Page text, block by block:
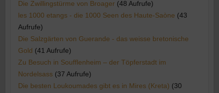
Die Zwillingstürme von Broager (48 Aufrufe)
les 1000 etangs - die 1000 Seen des Haute-Saòne (43
Aufrufe)
Die Salzgärten von Guerande - das weisse bretonische
Gold (41 Aufrufe)
Zu Besuch in Soufflenheim – der Töpferstadt im
Nordelsass (37 Aufrufe)
Die besten Loukoumades gibt es in Mires (Kreta) (30